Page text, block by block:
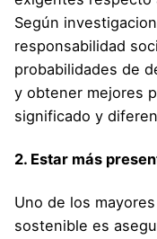
Según
responsabilidad
probabilidades de
y obtener mejores
significado y
2. Estar más
Uno de los
sostenible es